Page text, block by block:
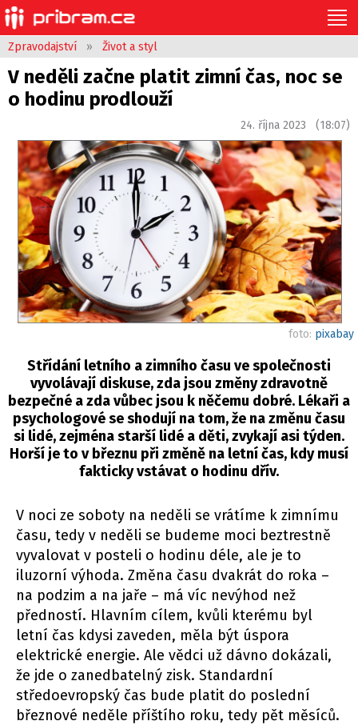
Zpravodajství » Život a styl
V neděli začne platit zimní čas, noc se
o hodinu prodlouží
24. října 2023 (18:07)
foto: pixabay
Střídání letního a zimního času ve společnosti
vyvolávají diskuse, zda jsou změny zdravotně
bezpečné a zda vůbec jsou k něčemu dobré. Lékaři a
psychologové se shodují na tom, že na změnu času
si lidé, zejména starší lidé a děti, zvykají asi týden.
Horší je to v březnu při změně na letní čas, kdy musí
fakticky vstávat o hodinu dřív.
V noci ze soboty na neděli se vrátíme k zimnímu
času, tedy v neděli se budeme moci beztrestně
vyvalovat v posteli o hodinu déle, ale je to
iluzorní výhoda. Změna času dvakrát do roka –
na podzim a na jaře – má víc nevýhod než
předností. Hlavním cílem, kvůli kterému byl
letní čas kdysi zaveden, měla být úspora
elektrické energie. Ale vědci už dávno dokázali,
že jde o zanedbatelný zisk. Standardní
středoevropský čas bude platit do poslední
březnové neděle příštího roku, tedy pět měsíců.